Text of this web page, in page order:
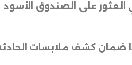
على الصندوق
ضمان كشف ملابسات